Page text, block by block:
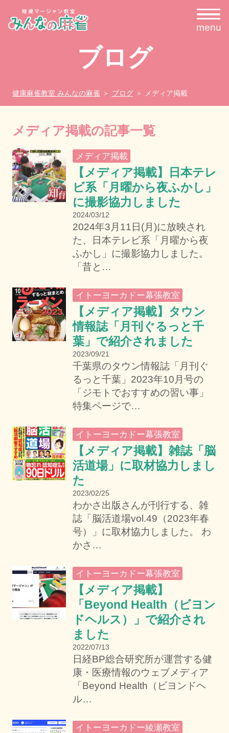
menu
ブログ
健康麻雀教室 みんなの麻雀 ブログ メディア掲載
メディア掲載の記事一覧
メディア掲載
【メディア掲載】日本テレ
ビ系「月曜から夜ふかし」
に撮影協力しました
2024/03/12
2024年3月11日(月)に放映され
た、日本テレビ系「月曜から夜
ふかし」に撮影協力しました。
「昔と…
イトーヨーカドー幕張教室
【メディア掲載】タウン
情報誌「月刊ぐるっと千
葉」で紹介されました
2023/09/21
千葉県のタウン情報誌「月刊ぐ
るっと千葉」2023年10月号の
「ジモトでおすすめの習い事」
特集ページで…
イトーヨーカドー幕張教室
【メディア掲載】雑誌「脳
活道場」に取材協力しまし
た
2023/02/25
わかさ出版さんが刊行する、雑
誌「脳活道場vol.49（2023年春
号）」に取材協力しました。 わ
かさ…
イトーヨーカドー幕張教室
【メディア掲載】
「Beyond Health（ビヨン
ドヘルス）」で紹介され
ました
2022/07/13
日経BP総合研究所が運営する健
康・医療情報のウェブメディア
「Beyond Health（ビヨンドヘ
ル…
イトーヨーカドー綾瀬教室